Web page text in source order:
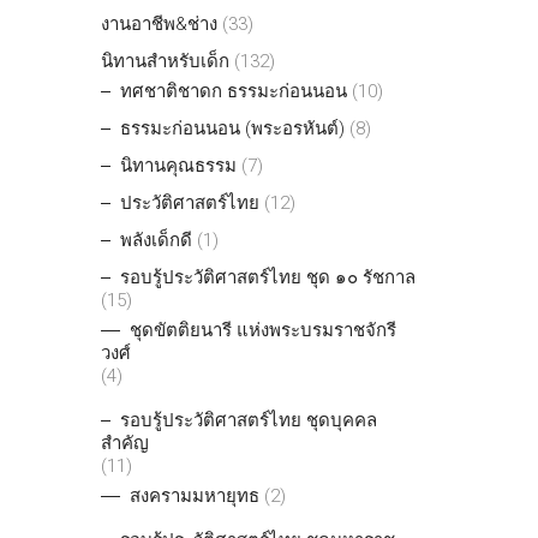
งานอาชีพ&ช่าง (33)
นิทานสำหรับเด็ก (132)
ทศชาติชาดก ธรรมะก่อนนอน (10)
ธรรมะก่อนนอน (พระอรหันต์) (8)
นิทานคุณธรรม (7)
ประวัติศาสตร์ไทย (12)
พลังเด็กดี (1)
รอบรู้ประวัติศาสตร์ไทย ชุด ๑๐ รัชกาล
(15)
ชุดขัตติยนารี แห่งพระบรมราชจักรี
วงศ์
(4)
รอบรู้ประวัติศาสตร์ไทย ชุดบุคคล
สำคัญ
(11)
สงครามมหายุทธ (2)